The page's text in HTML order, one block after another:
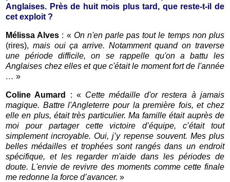
Anglaises. Près de huit mois plus tard, que reste-t-il de
cet exploit ?
Mélissa Alves : « On n'en parle pas tout le temps non plus
(rires), mais oui ça arrive. Notamment quand on traverse
une période difficile, on se rappelle qu'on a battu les
Anglaises chez elles et que c'était le moment fort de l'année
…»
Coline Aumard : « Cette médaille d'or restera à jamais
magique. Battre l'Angleterre pour la première fois, et chez
elle en plus, était très particulier. Ma famille était auprès de
moi pour partager cette victoire d’équipe, c’était tout
simplement incroyable. Oui, j’y repense souvent. Mes plus
belles médailles et trophées sont rangés dans un endroit
spécifique, et les regarder m'aide dans les périodes de
doute. L'envie de revivre des moments comme cette finale
me redonne la force d’avancer.»